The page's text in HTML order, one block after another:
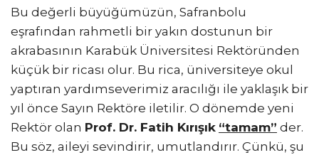
Bu değerli büyüğümüzün, Safranbolu
eşrafından rahmetli bir yakın dostunun bir
akrabasının Karabük Üniversitesi Rektöründen
küçük bir ricası olur. Bu rica, üniversiteye okul
yaptıran yardımseverimiz aracılığı ile yaklaşık bir
yıl önce Sayın Rektöre iletilir. O dönemde yeni
Rektör olan Prof. Dr. Fatih Kırışık “tamam” der.
Bu söz, aileyi sevindirir, umutlandırır. Çünkü, şu